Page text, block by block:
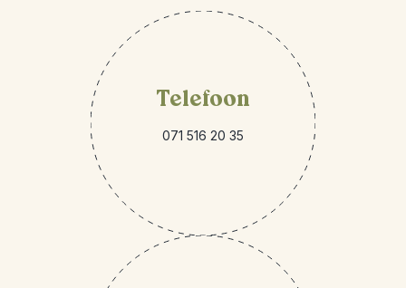
Telefoon
071 516 20 35